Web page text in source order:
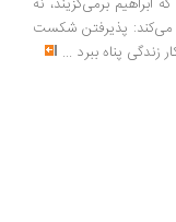
پذیرفتن شکست
پناه ببرد...